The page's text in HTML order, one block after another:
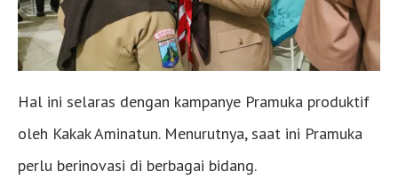
Hal ini selaras dengan kampanye Pramuka produktif
oleh Kakak Aminatun. Menurutnya, saat ini Pramuka
perlu berinovasi di berbagai bidang.